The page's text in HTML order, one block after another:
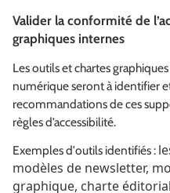
Valider la conformité de
graphiques internes
Les outils et chartes
numérique seront à identifier
recommandations de ces
règles d’accessibilité.
Exemples d'outils identifiés :
modèles de newsletter,
graphique, charte